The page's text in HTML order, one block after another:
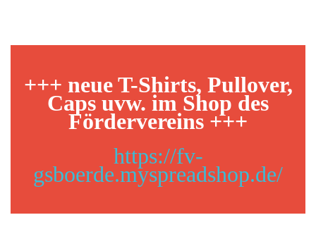
+++ neue T-Shirts, Pullover,
Caps uvw. im Shop des
Fördervereins +++
https://fv-
gsboerde.myspreadshop.de/